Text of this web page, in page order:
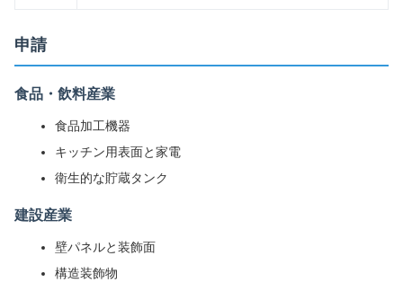
申請
食品・飲料産業
食品加工機器
キッチン用表面と家電
衛生的な貯蔵タンク
建設産業
壁パネルと装飾面
構造装飾物